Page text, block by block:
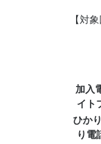
【対
加入
イト
ひか
り電